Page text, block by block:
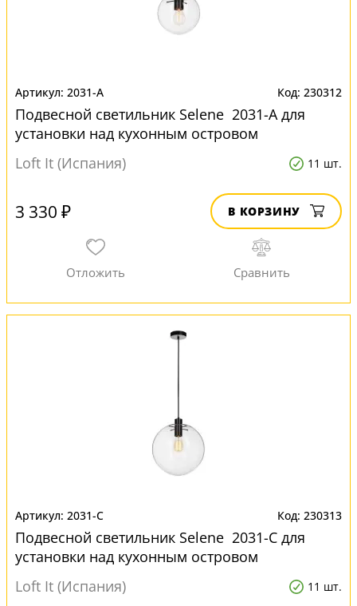
2031-A 230312
Подвесной светильник Selene 2031-A для
установки над кухонным островом
Loft It (Испания)
11 шт.
3 330 ₽ В КОРЗИНУ
2031-C 230313
Подвесной светильник Selene 2031-C для
установки над кухонным островом
Loft It (Испания)
11 шт.